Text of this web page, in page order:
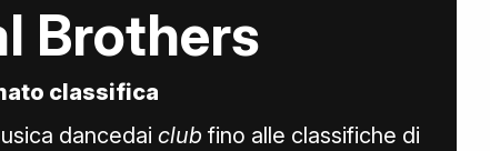
Brothers
classifica
dancedai club fino alle classifiche di